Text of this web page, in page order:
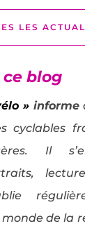
LES
ce blog
» informe
cyclables
Il
de la